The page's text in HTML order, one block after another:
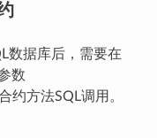
数据库后，需要在
数
约方法SQL调用。